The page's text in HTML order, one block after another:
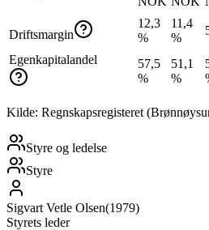
Driftsmargin
12,3
%
11,4
%
Egenkapitalandel
57,5
%
51,1
%
Kilde: Regnskapsregisteret
Styre og ledelse
Styre
Sigvart Vetle Olsen(1979)
Styrets leder